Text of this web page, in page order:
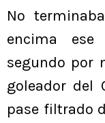
No
encima
segundo por
goleador del
pase filtrado